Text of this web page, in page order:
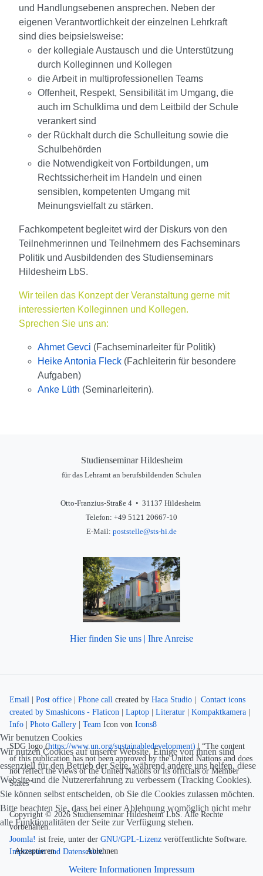
und Handlungsebenen ansprechen. Neben der
eigenen Verantwortlichkeit der einzelnen Lehrkraft
sind dies beipsielsweise:
der kollegiale Austausch und die Unterstützung
durch Kolleginnen und Kollegen
die Arbeit in multiprofessionellen Teams
Offenheit, Respekt, Sensibilität im Umgang, die
auch im Schulklima und dem Leitbild der Schule
verankert sind
der Rückhalt durch die Schulleitung sowie die
Schulbehörden
die Notwendigkeit von Fortbildungen, um
Rechtssicherheit im Handeln und einen
sensiblen, kompetenten Umgang mit
Meinungsvielfalt zu stärken.
Fachkompetent begleitet wird der Diskurs von den
Teilnehmerinnen und Teilnehmern des Fachseminars
Politik und Ausbildenden des Studienseminars
Hildesheim LbS.
Wir teilen das Konzept der Veranstaltung gerne mit
interessierten Kolleginnen und Kollegen.
Sprechen Sie uns an:
Ahmet Gevci (Fachseminarleiter für Politik)
Heike Antonia Fleck (Fachleiterin für besondere
Aufgaben)
Anke Lüth (Seminarleiterin).
Studienseminar Hildesheim
für das Lehramt an berufsbildenden Schulen
Otto-Franzius-Straße 4 • 31137 Hildesheim
Telefon: +49 5121 20667-10
E-Mail: poststelle@sts-hi.de
Hier finden Sie uns | Ihre Anreise
Email Post office Phone call created by Haca Studio
Contact icons
created by Smashicons - Flaticon
Laptop Literatur Kompaktkamera
Info
Photo Gallery Team Icon von Icons8
SDG logo (https://www.un.org/sustainabledevelopment) | “The content
of this publication has not been approved by the United Nations and does
not reflect the views of the United Nations or its officials or Member
States”
Copyright © 2026 Studienseminar Hildesheim LbS. Alle Rechte
vorbehalten.
Joomla! ist freie, unter der GNU/GPL-Lizenz veröffentlichte Software.
Impressum und Datenschutz
Wir benutzen Cookies
Wir nutzen Cookies auf unserer Website. Einige von ihnen sind
essenziell für den Betrieb der Seite, während andere uns helfen, diese
Website und die Nutzererfahrung zu verbessern (Tracking Cookies).
Sie können selbst entscheiden, ob Sie die Cookies zulassen möchten.
Bitte beachten Sie, dass bei einer Ablehnung womöglich nicht mehr
alle Funktionalitäten der Seite zur Verfügung stehen.
Akzeptieren Ablehnen
Weitere Informationen Impressum